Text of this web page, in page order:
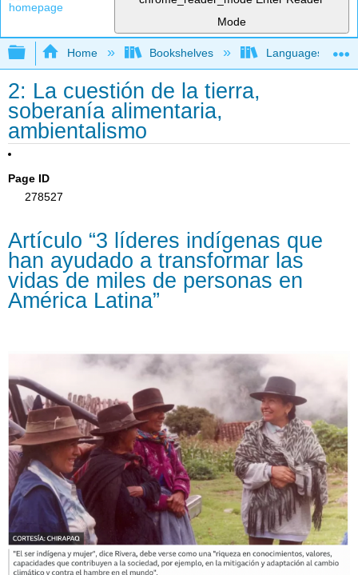
Mode
Expand/collapse global hierarchy
Home Bookshelves Languages
2: La cuestión de la tierra,
soberanía alimentaria,
ambientalismo
Page ID
278527
Artículo “3 líderes indígenas que
han ayudado a transformar las
vidas de miles de personas en
América Latina”